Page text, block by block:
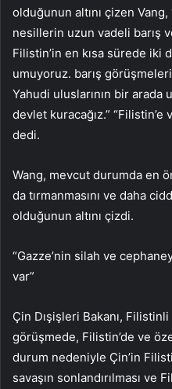
olduğunun altını çizen
nesillerin uzun vadeli barış
Filistin’in en kısa sürede iki
umuyoruz. barış
Yahudi uluslarının bir arada
devlet kuracağız.” “Filistin’e
dedi.
Wang, mevcut durumda en
da tırmanmasını ve daha
olduğunun altını çizdi.
“Gazze’nin silah ve
var”
Çin Dışişleri Bakanı,
görüşmede, Filistin’de ve
durum nedeniyle Çin’in
savaşın sonlandırılması ve